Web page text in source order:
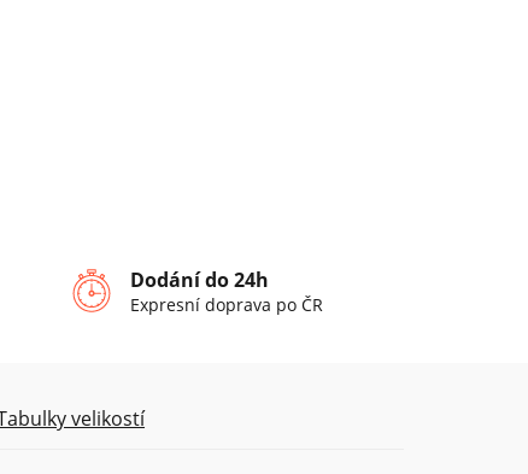
Dodání do 24h
Expresní doprava po ČR
velikostí